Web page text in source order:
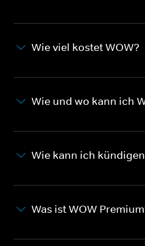
Wie viel kostet WOW?
Wie und wo kann ich
Wie kann ich
Was ist WOW